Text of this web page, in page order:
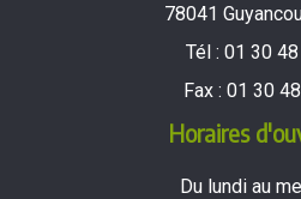
78041
Tél : 01 30
Fax : 01 30
Horaires
Du lundi au